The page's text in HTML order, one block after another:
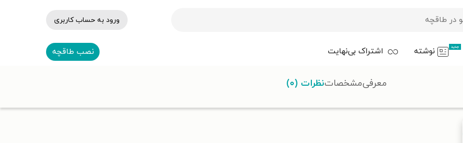
ورود به حساب کاربری
جدید نوشته اشتراک بی‌نهایت نصب طاقچه
معرفیمشخصاتنظرات (۰)